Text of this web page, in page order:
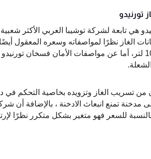
تورنيدو
للسعر فهو متغير بشكل متكرر نظرًا